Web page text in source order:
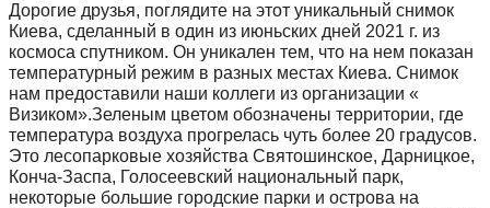
Дорогие друзья, поглядите на этот уникальный снимок
Киева, сделанный в один из июньских дней 2021 г. из
космоса спутником. Он уникален тем, что на нем показан
температурный режим в разных местах Киева. Снимок
нам предоставили наши коллеги из организации «
Визиком».Зеленым цветом обозначены территории, где
температура воздуха прогрелась чуть более 20 градусов.
Это лесопарковые хозяйства Святошинское, Дарницкое,
Конча-Заспа, Голосеевский национальный парк,
некоторые большие городские парки и острова на